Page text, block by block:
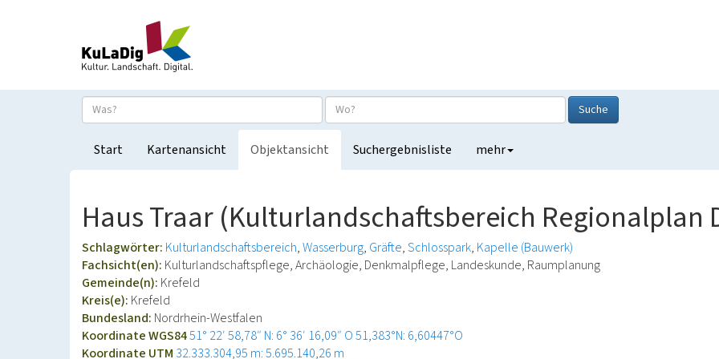
Suche
Start Kartenansicht Objektansicht Suchergebnisliste mehr
Haus Traar (Kulturlandschaftsbereich Regionalplan
Schlagwörter: Kulturlandschaftsbereich Wasserburg Gräfte Schlosspark Kapelle (Bauwerk)
Fachsicht(en): Kulturlandschaftspflege, Archäologie, Denkmalpflege, Landeskunde, Raumplanung
Gemeinde(n): Krefeld
Kreis(e): Krefeld
Bundesland: Nordrhein-Westfalen
Koordinate WGS8451° 22′ 58,78″ N: 6° 36′ 16,09″ O51,383°N: 6,60447°O
Koordinate UTM 32.333.304,95 m: 5.695.140,26 m